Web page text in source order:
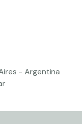
- Argentina